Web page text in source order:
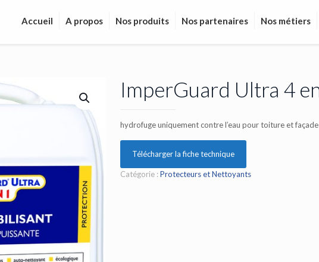
Accueil A propos Nos produits Nos partenaires Nos métiers
ImperGuard Ultra 4
hydrofuge uniquement contre l’eau pour toiture et
Télécharger la fiche technique
Catégorie :Protecteurs et Nettoyants